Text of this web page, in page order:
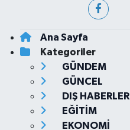
Ana Sayfa
Kategoriler
GÜNDEM
GÜNCEL
DIŞ HABERLER
EĞİTİM
EKONOMİ